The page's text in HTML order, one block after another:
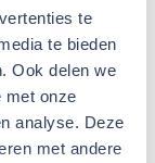
te
te bieden
Ook delen we
met onze
analyse. Deze
met andere
van
maar bij
daarom dat de
meerdere